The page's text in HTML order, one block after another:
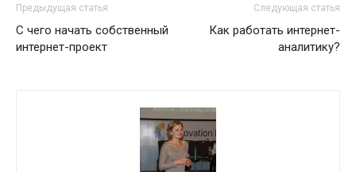
Предыдущая статья
C чего начать собственный
интернет-проект
Следующая статья
Как работать интернет-
аналитику?